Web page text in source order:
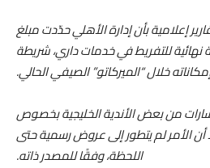
إعلامية بأن إدارة الأهلي حدّدت مبلغ
نهائية للتفريط في خدمات داري، شريطة
خلال “الميركاتو” الصيفي الحالي.
من بعض الأندية الخليجية بخصوص
أن الأمر لم يتطور إلى عروض رسمية حتى
اللحظة، وفقًا للمصدر ذاته.